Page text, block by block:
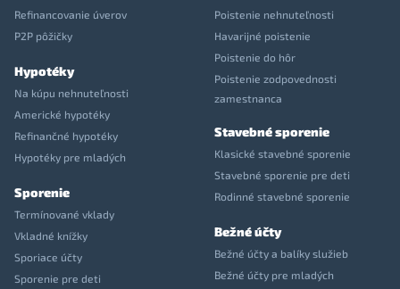
Refinancovanie úverov
P2P pôžičky
Hypotéky
Na kúpu nehnuteľnosti
Americké hypotéky
Refinančné hypotéky
Hypotéky pre mladých
Sporenie
Termínované vklady
Vkladné knížky
Sporiace účty
Sporenie pre deti
Poistenie nehnuteľnosti
Havarijné poistenie
Poistenie do hôr
Poistenie zodpovednosti
zamestnanca
Stavebné sporenie
Klasické stavebné sporenie
Stavebné sporenie pre deti
Rodinné stavebné sporenie
Bežné účty
Bežné účty a balíky služieb
Bežné účty pre mladých